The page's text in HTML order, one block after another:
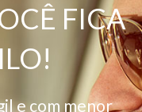
FICA
e com menor